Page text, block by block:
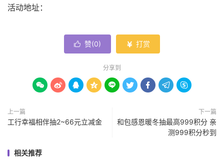
活动地址：
 赞(0)  打赏
分享到
        
上一篇
工行幸福相伴抽2~66元立减金
下一篇
和包感恩暖冬抽最高999积分 亲
测999积分秒到
相关推荐